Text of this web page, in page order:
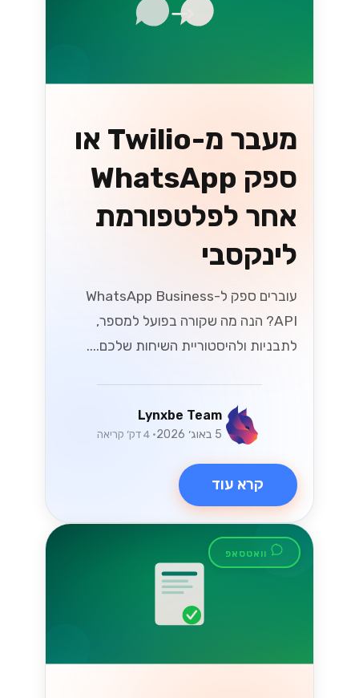
מעבר מ-Twilio או
ספק WhatsApp
אחר לפלטפורמת
לינקסבי
עוברים ספק ל-WhatsApp Business
API? הנה מה שקורה בפועל למספר,
לתבניות ולהיסטוריית השיחות שלכם....
Lynxbe Team
5 באוג׳ 2026 • 4 דק׳ קריאה
קרא עוד
וואטסאפ